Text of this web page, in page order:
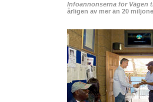
Infoannonserna för Vägen
årligen av mer än 20